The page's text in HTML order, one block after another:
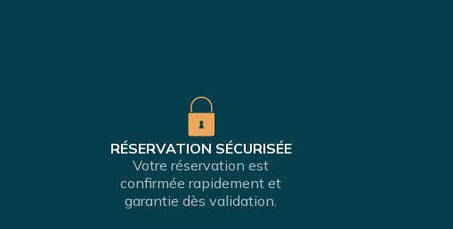
RÉSERVATION SÉCURISÉE
Votre réservation est
confirmée rapidement et
garantie dès validation.